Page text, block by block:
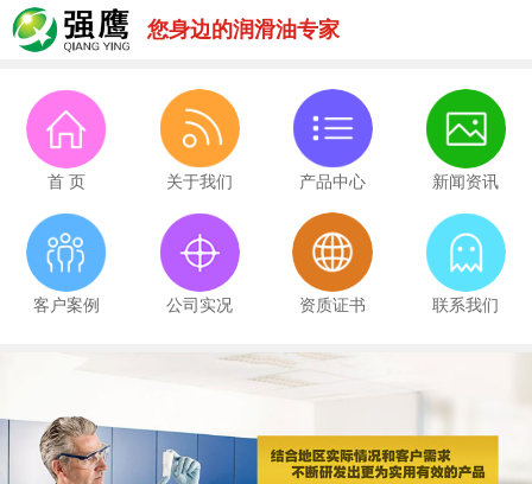
您身边的润滑油专家
首 页 关于我们 产品中心 新闻资讯
客户案例 公司实况 资质证书 联系我们